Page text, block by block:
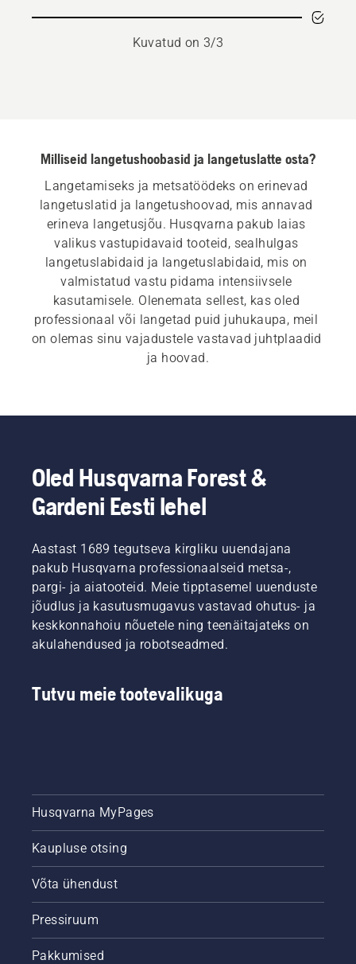
Kuvatud on 3/3
Milliseid langetushoobasid ja langetuslatte osta?
Langetamiseks ja metsatöödeks on erinevad
langetuslatid ja langetushoovad, mis annavad
erineva langetusjõu. Husqvarna pakub laias
valikus vastupidavaid tooteid, sealhulgas
langetuslabidaid ja langetuslabidaid, mis on
valmistatud vastu pidama intensiivsele
kasutamisele. Olenemata sellest, kas oled
professionaal või langetad puid juhukaupa, meil
on olemas sinu vajadustele vastavad juhtplaadid
ja hoovad.
Oled Husqvarna Forest &
Gardeni Eesti lehel
Aastast 1689 tegutseva kirgliku uuendajana
pakub Husqvarna professionaalseid metsa-,
pargi- ja aiatooteid. Meie tipptasemel uuenduste
jõudlus ja kasutusmugavus vastavad ohutus- ja
keskkonnahoiu nõuetele ning teenäitajateks on
akulahendused ja robotseadmed.
Tutvu meie tootevalikuga
Husqvarna MyPages
Kaupluse otsing
Võta ühendust
Pressiruum
Pakkumised